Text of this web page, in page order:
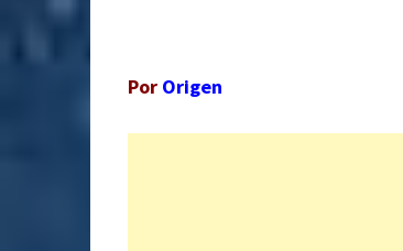
Por Origen